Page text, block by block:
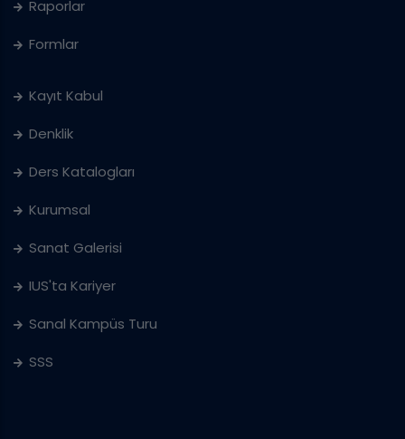
Raporlar
Formlar
Kayıt Kabul
Denklik
Ders Katalogları
Kurumsal
Sanat Galerisi
IUS'ta Kariyer
Sanal Kampüs Turu
SSS